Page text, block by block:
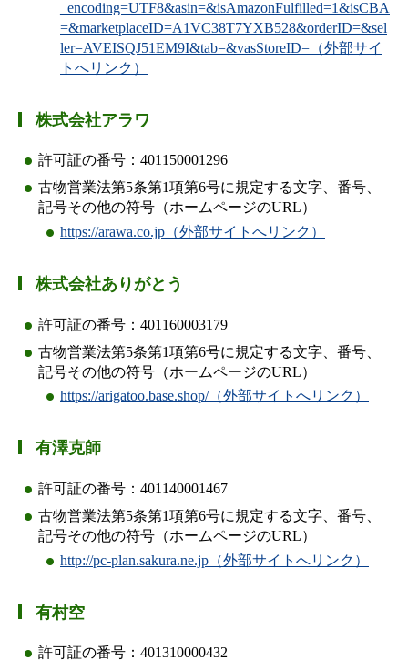
_encoding=UTF8&asin=&isAmazonFulfilled=1&isCBA
=&marketplaceID=A1VC38T7YXB528&orderID=&sel
ler=AVEISQJ51EM9I&tab=&vasStoreID=（外部サイ
トへリンク）
株式会社アラワ
許可証の番号：401150001296
古物営業法第5条第1項第6号に規定する文字、番号、
記号その他の符号（ホームページのURL）
https://arawa.co.jp（外部サイトへリンク）
株式会社ありがとう
許可証の番号：401160003179
古物営業法第5条第1項第6号に規定する文字、番号、
記号その他の符号（ホームページのURL）
https://arigatoo.base.shop/（外部サイトへリンク）
有澤克師
許可証の番号：401140001467
古物営業法第5条第1項第6号に規定する文字、番号、
記号その他の符号（ホームページのURL）
http://pc-plan.sakura.ne.jp（外部サイトへリンク）
有村空
許可証の番号：401310000432